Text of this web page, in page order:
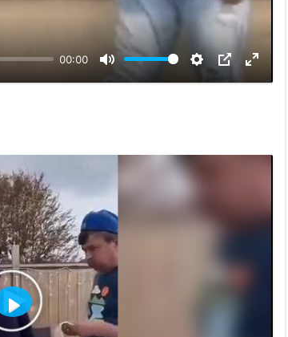
00:00
Воспроизвести